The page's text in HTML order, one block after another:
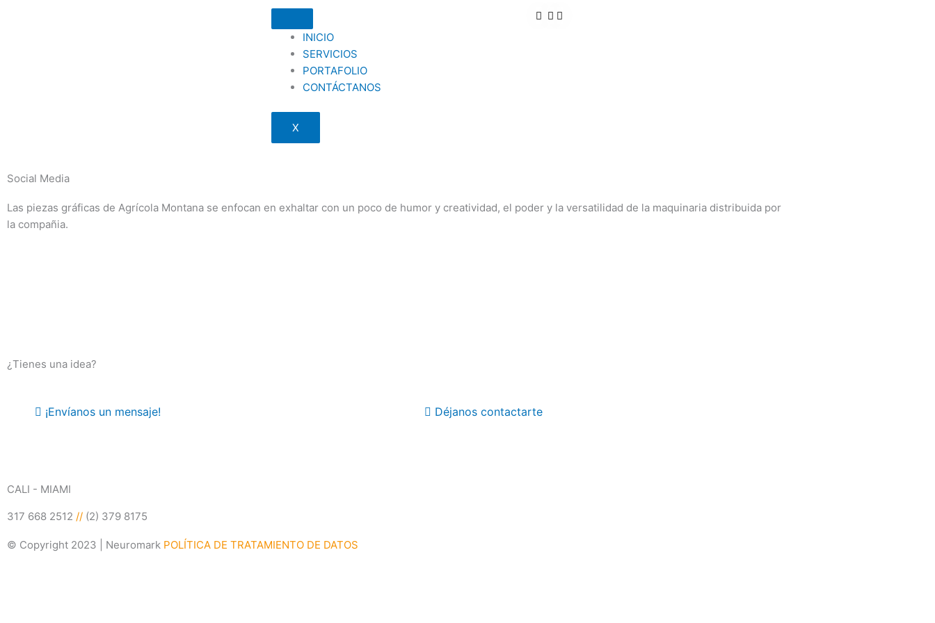
INICIO
SERVICIOS
PORTAFOLIO
CONTÁCTANOS
X
Social Media
Las piezas gráficas de Agrícola Montana se enfocan en exhaltar con un poco de humor y creatividad, el poder y la versatilidad de la maquinaria distribuida por
la compañia.
¿Tienes una idea?
¡Envíanos un mensaje! Déjanos contactarte
CALI - MIAMI
317 668 2512 // (2) 379 8175
© Copyright 2023 | Neuromark POLÍTICA DE TRATAMIENTO DE DATOS